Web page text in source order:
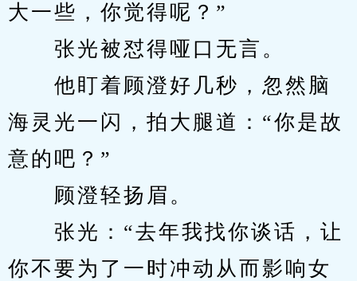
大一些，你觉得呢？”
张光被怼得哑口无言。
他盯着顾澄好几秒，忽然脑
海灵光一闪，拍大腿道：“你是故
意的吧？”
顾澄轻扬眉。
张光：“去年我找你谈话，让
你不要为了一时冲动从而影响女